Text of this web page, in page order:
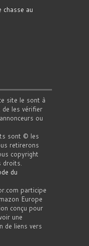
chasse au
site le sont à
les vérifier
ou
sont © les
retirerons
copyright
droits.
du
participe
Europe
conçu pour
une
de liens vers